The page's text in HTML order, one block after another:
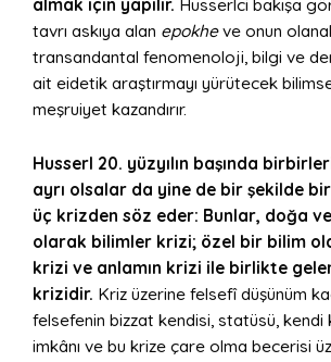
almak için yapılır. Husserlci bakışa
tavrı askıya alan epokheve onun
transandantal fenomenoloji, bilgi ve
ait eidetik araştırmayı yürütecek
meşruiyet kazandırır.
Husserl 20. yüzyılın başında
ayrı olsalar da yine de bir şekilde
üç krizden söz eder: Bunlar, doğa
olarak bilimler krizi; özel bir bilim
krizi ve anlamın krizi ile birlikte
krizidir. Kriz üzerine felsefî düşünüm
felsefenin bizzat kendisi, statüsü, kendi
imkânı ve bu krize çare olma becerisi